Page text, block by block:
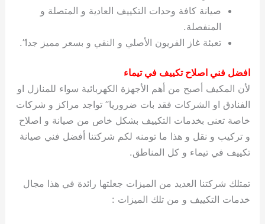
صيانة كافة وحدات التكييف العادية و المتصلة و
المنفصلة.
تعبئة غاز الفريون الأصلي و النقي و بسعر مميز جدا”.
افضل فني اصلاح تكييف في تيماء
لأن المكيف أصبح من أهم الأجهزة الكهربائية سواء للمنازل او
الفنادق او الشركات فقد بات ضروريا” تواجد مراكز و شركات
خاصة تعنى بخدمات التكييف بشكل خاص من صيانة و اصلاح
و تركيب و نقل و هذا ما تومنه لكم شركتنا أفضل فني صيانة
تكييف في تيماء و كل المناطق.
تمتلك شركتنا العديد من الميزات جعلتها رائدة في هذا مجال
خدمات التكييف و من تلك الميزات :